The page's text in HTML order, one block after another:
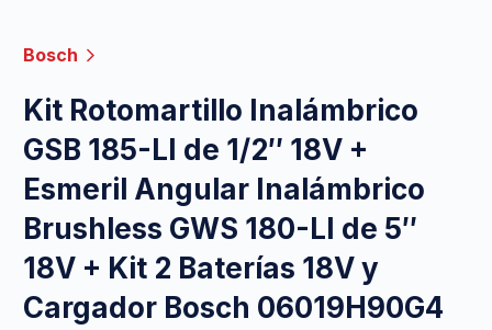
Bosch
Kit Rotomartillo Inalámbrico
GSB 185-LI de 1/2″ 18V +
Esmeril Angular Inalámbrico
Brushless GWS 180-LI de 5″
18V + Kit 2 Baterías 18V y
Cargador Bosch 06019H90G4